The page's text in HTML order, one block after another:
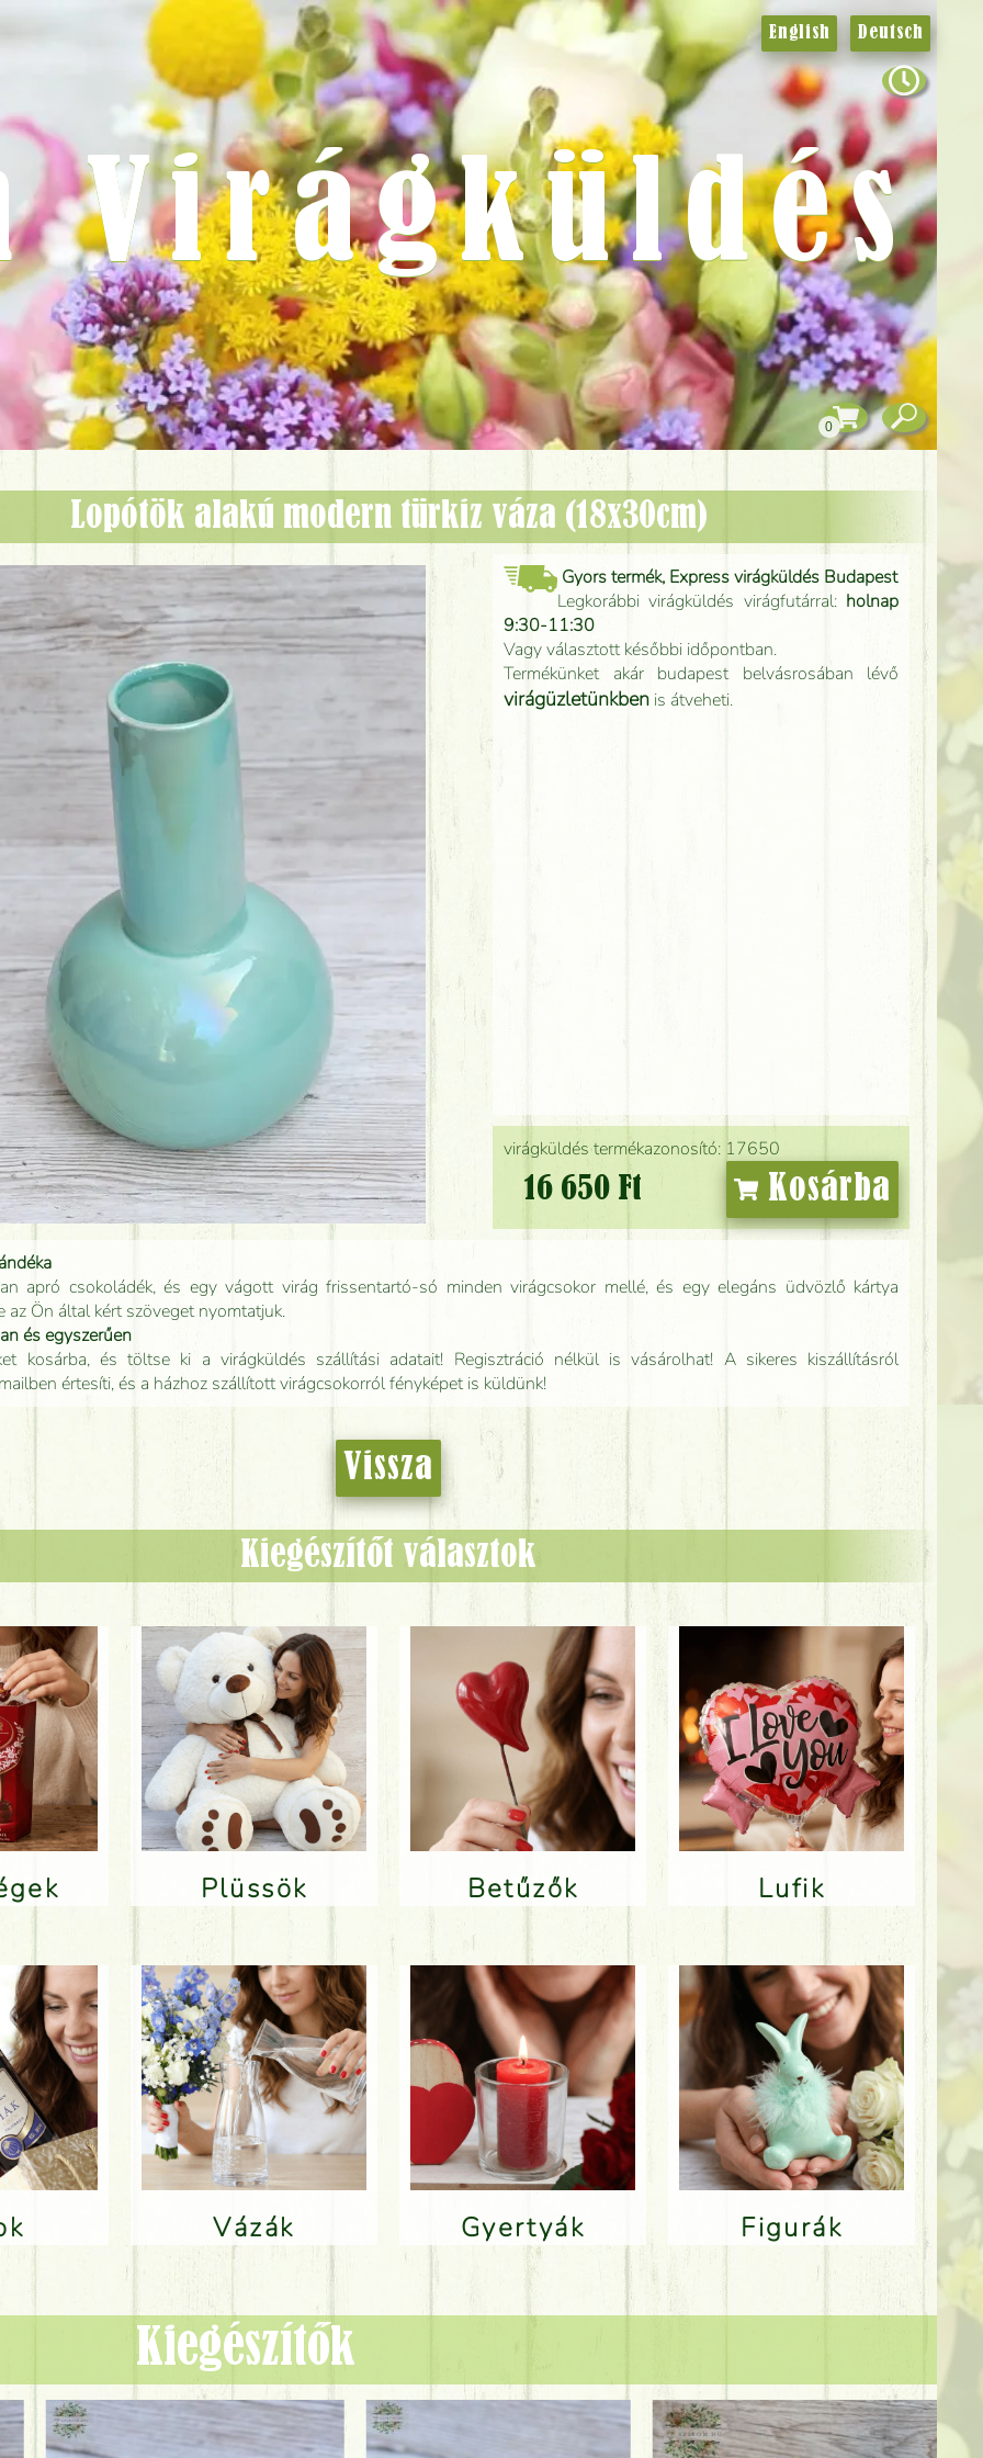
lopótök alakú modern türkiz váza (18x30cm)
virágküldés termékazonosító: 17650
16 650 Ft Kosárba
Gyors termék, Express virágküldés Budapest
Legkorábbi virágküldés virágfutárral: holnap
9:30-11:30
Vagy választott későbbi időpontban.
Termékünket akár budapest belvásrosában lévő
virágüzletünkben is átveheti.
apró csokoládék, és egy vágott virág frissentartó-só minden virágcsokor mellé, és egy elegáns üdvözlő kártya
az Ön által kért szöveget nyomtatjuk.
és egyszerűen
kosárba, és töltse ki a virágküldés szállítási adatait! Regisztráció nélkül is vásárolhat! A sikeres kiszállításról
értesíti, és a házhoz szállított virágcsokorról fényképet is küldünk!
Vissza
Kiegészítőt választok
Plüssök Betűzők Lufik
Vázák Gyertyák Figurák
English Deutsch
Virágküldés
0
Kiegészítők